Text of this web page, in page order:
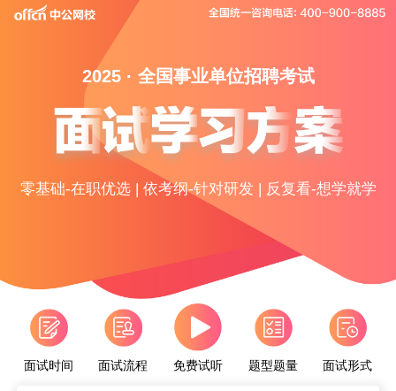
2025 · 全国事业单位招聘考试
零基础-在职优选 | 依考纲-针对研发 | 反复看-想学就学
面试时间 面试流程 面试形式
题型题量
免费试听